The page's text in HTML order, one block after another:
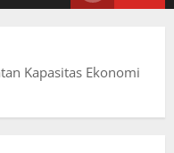
Kapasitas Ekonomi